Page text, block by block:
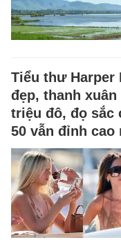
Tiểu thư Harper
đẹp, thanh
triệu đô, đọ sắc
50 vẫn đỉnh cao